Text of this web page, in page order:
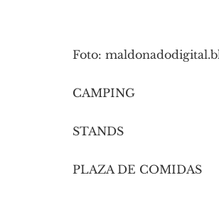
Foto:
CAMPING
STANDS
PLAZA DE COMIDAS